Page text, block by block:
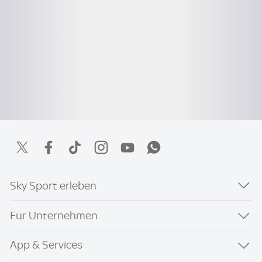
Sky Sport erleben
Für Unternehmen
App & Services